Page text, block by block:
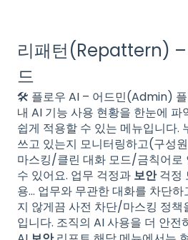
리패턴(Repattern) –
드
🛠️ 플로우 AI – 어드민(Admin) 플
내 AI 기능 사용 현황을 한눈에 파
쉽게 적용할 수 있는 메뉴입니다.
쓰고 있는지 모니터링하고(구성
마스킹/클린 대화 모드/금칙어로
수 있어요. 업무 걱정과 보안걱정
용… 업무와 무관한 대화를 차단하
지 않게끔 사전 차단/마스킹 정책
입니다. 조직의 AI 사용을 더 안전